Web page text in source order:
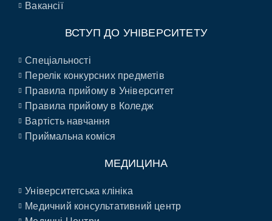
Вакансії
ВСТУП ДО УНІВЕРСИТЕТУ
Спеціальності
Перелік конкурсних предметів
Правила прийому в Університет
Правила прийому в Коледж
Вартість навчання
Приймальна коміся
МЕДИЦИНА
Університетська клініка
Медичний консультативний центр